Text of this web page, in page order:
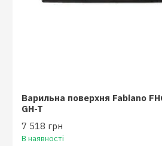
Варильна поверхня Fabiano
GH-T
7 518 грн
В наявності